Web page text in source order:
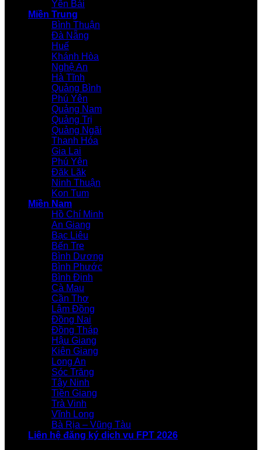
Yên Bái
Miền Trung
Bình Thuận
Đà Nẵng
Huế
Khánh Hòa
Nghệ An
Hà Tĩnh
Quảng Bình
Phú Yên
Quảng Nam
Quảng Trị
Quảng Ngãi
Thanh Hóa
Gia Lai
Phú Yên
Đăk Lăk
Ninh Thuận
Kon Tum
Miền Nam
Hồ Chí Minh
An Giang
Bạc Liêu
Bến Tre
Bình Dương
Bình Phước
Bình Định
Cà Mau
Cần Thơ
Lâm Đồng
Đồng Nai
Đồng Tháp
Hậu Giang
Kiên Giang
Long An
Sóc Trăng
Tây Ninh
Tiền Giang
Trà Vinh
Vĩnh Long
Bà Rịa – Vũng Tàu
Liên hệ đăng ký dịch vụ FPT 2026